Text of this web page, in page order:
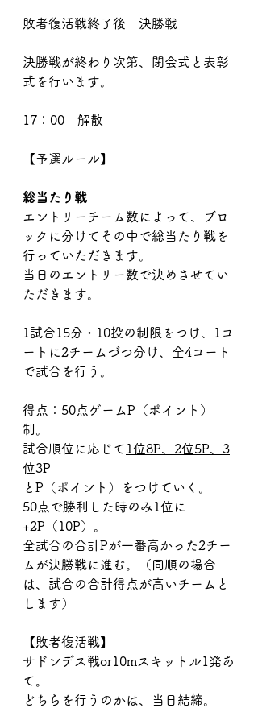
敗者復活戦終了後　決勝戦
決勝戦が終わり次第、閉会式と表彰
式を行います。
​17：00　解散
​【予選ルール】
​総当たり戦
エントリーチーム数によって、ブロ
ックに分けてその中で総当たり戦を
行っていただきます。
当日のエントリー数で決めさせてい
ただきます。
1試合15分・10投の制限をつけ、1コ
ートに2チームづつ分け、全4コート
で試合を行う。
得点：50点ゲームP（ポイント）
制。
試合順位に応じて 1位8P、2位5P、3
位3P
とP（ポイント）をつけていく。
50点で勝利した時のみ1位に
+2P（10P）。
全試合の合計Pが一番高かった2チー
ムが決勝戦に進む。（同順の場合
は、試合の合計得点が高いチームと
します）
【敗者復活戦】
サドンデス戦or10mスキットル1発あ
て。
どちらを行うのかは、当日結締。